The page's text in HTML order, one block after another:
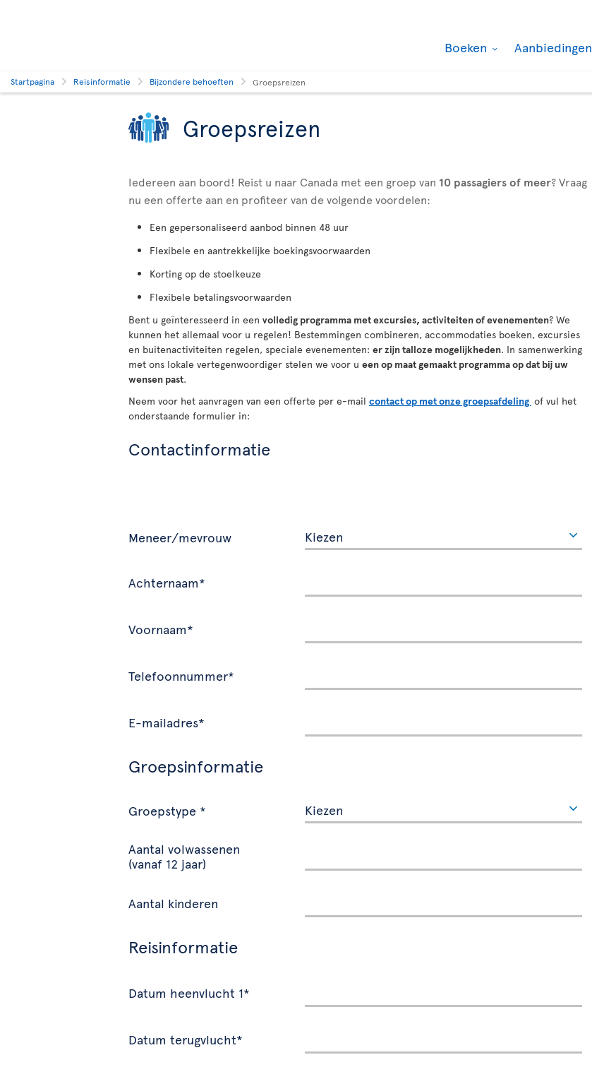
Boeken Aanbiedingen
Startpagina Reisinformatie Bijzondere behoeften Groepsreizen
Groepsreizen
Iedereen aan boord! Reist u naar Canada met een groep van 10 passagiersof meer? Vraag
nu een offerte aan en profiteer van de volgende voordelen:
Een gepersonaliseerd aanbod binnen 48 uur
Flexibele en aantrekkelijke boekingsvoorwaarden
Korting op de stoelkeuze
Flexibele betalingsvoorwaarden
Bent u geïnteresseerd in een volledig programma met excursies, activiteitenofevenementen? We
kunnen het allemaal voor u regelen! Bestemmingen combineren, accommodaties boeken, excursies
en buitenactiviteiten regelen, speciale evenementen: er zijn talloze mogelijkheden. In samenwerking
met ons lokale vertegenwoordiger stelen we voor u een op maat gemaakt programma op dat bij uw
wensen past.
Neem voor het aanvragen van een offerte per e-mail contact op met onze groepsafdeling of vul het
onderstaande formulier in:
Contactinformatie
Meneer/mevrouw
Achternaam*
Voornaam*
Telefoonnummer*
E-mailadres*
Groepsinformatie
Groepstype *
Aantal volwassenen
(vanaf 12 jaar)
Aantal kinderen
Reisinformatie
Datum heenvlucht 1*
Datum terugvlucht*